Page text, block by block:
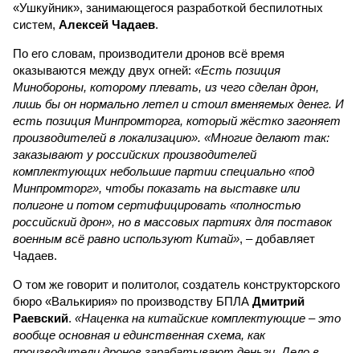
«Ушкуйник», занимающегося разработкой беспилотных
систем, Алексей Чадаев.
По его словам, производители дронов всё время
оказываются между двух огней: «Есть позиция
Минобороны, которому плевать, из чего сделан дрон,
лишь бы он нормально летел и стоил вменяемых денег. И
есть позиция Минпромторга, который жёстко загоняет
производителей в локализацию». «Многие делают так:
заказывают у российских производителей
комплектующих небольшие партии специально «под
Минпромторг», чтобы показать на выставке или
полигоне и потом сертифицировать «полностью
российский дрон», но в массовых партиях для поставок
военным всё равно используют Китай», – добавляет
Чадаев.
О том же говорит и политолог, создатель конструкторского
бюро «Валькирия» по производству БПЛА Дмитрий
Раевский. «Наценка на китайские комплектующие – это
вообще основная и единственная схема, как